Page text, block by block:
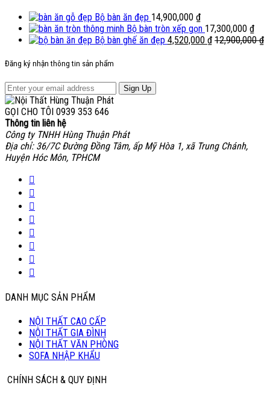
Bộ bàn ăn đẹp 14,900,000 ₫
Bộ bàn tròn xếp gọn 17,300,000 ₫
Bộ bàn ghế ăn đẹp 4,520,000 ₫ 12,900,000₫
Đăng ký nhận thông tin sản phẩm
Sign Up
GỌI CHO TÔI 0939 353 646
Thông tin liên hệ
Công ty TNHH Hùng Thuận Phát
Địa chỉ: 36/7C Đường Đồng Tâm, ấp Mỹ Hòa 1, xã Trung Chánh,
Huyện Hóc Môn, TPHCM
DANH MỤC SẢN PHẨM
NỘI THẤT CAO CẤP
NỘI THẤT GIA ĐÌNH
NỘI THẤT VĂN PHÒNG
SOFA NHẬP KHẨU
CHÍNH SÁCH & QUY ĐỊNH